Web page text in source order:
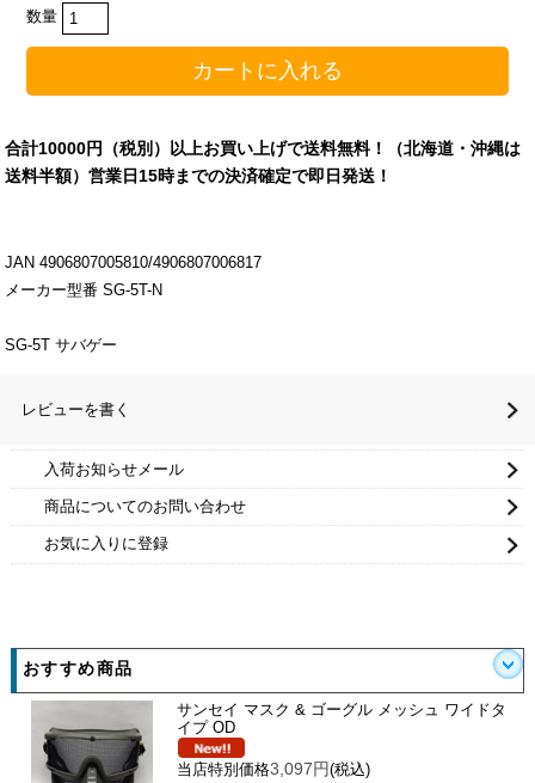
数量
合計10000円（税別）以上お買い上げで送料無料！（北海道・沖縄は
送料半額）営業日15時までの決済確定で即日発送！
JAN 4906807005810/4906807006817
メーカー型番 SG-5T-N
SG-5T サバゲー
レビューを書く
入荷お知らせメール
商品についてのお問い合わせ
お気に入りに登録
おすすめ商品
サンセイ マスク & ゴーグル メッシュ ワイドタ
イプ OD
当店特別価格3,097円(税込)